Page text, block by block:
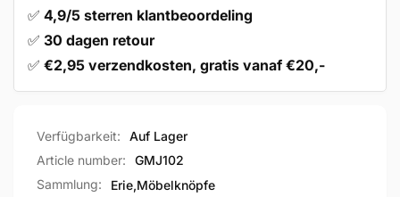
✅ 4,9/5 sterren klantbeoordeling
✅ 30 dagen retour
✅ €2,95 verzendkosten, gratis vanaf €20,-
Verfügbarkeit:
Auf Lager
Article number:
GMJ102
Sammlung:
Erie,Möbelknöpfe